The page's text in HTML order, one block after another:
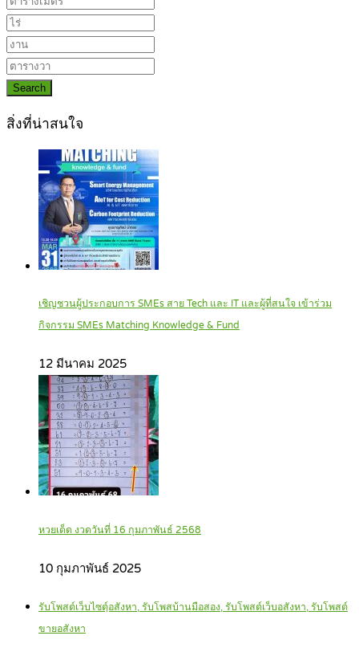
Search
สิ่งที่น่าสนใจ
เชิญชวนผู้ประกอบการ SMEs สาย Tech และ IT และผู้ที่สนใจ เข้าร่วม
กิจกรรม SMEs Matching Knowledge & Fund
12 มีนาคม 2025
หวยเด็ด งวดวันที่ 16 กุมภาพันธ์ 2568
10 กุมภาพันธ์ 2025
รับโพสต์เว็บไซตฺ์อสังหา, รับโพสบ้านมือสอง, รับโพสต์เว็บอสังหา, รับโพสต์
ขายอสังหา